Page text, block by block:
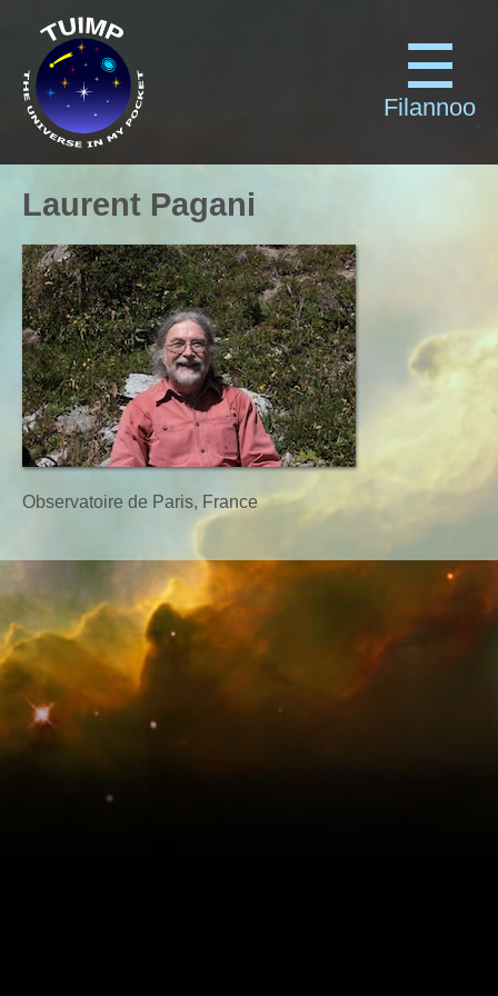
Filannoo
Laurent Pagani
Observatoire de Paris, France